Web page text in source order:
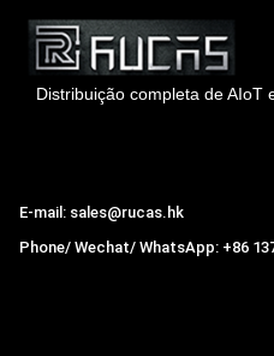
Distribuição completa de AIoT
E-mail: sales@rucas.hk
Phone/ Wechat/ WhatsApp: +86